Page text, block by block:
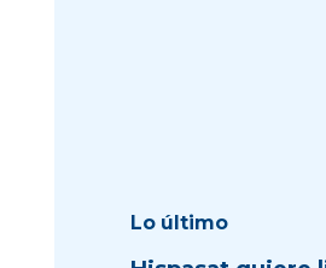
Lo último